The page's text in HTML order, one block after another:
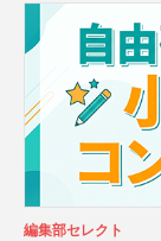
編集部セレクト